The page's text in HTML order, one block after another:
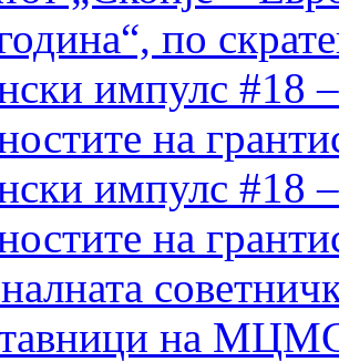
по
импулс #18
на
импулс #18
на
на МЦМС